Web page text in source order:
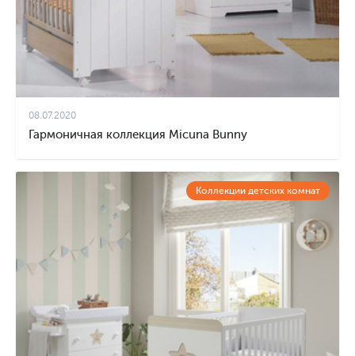
08.07.2020
Гармоничная коллекция Micuna Bunny
Коллекции детских комнат